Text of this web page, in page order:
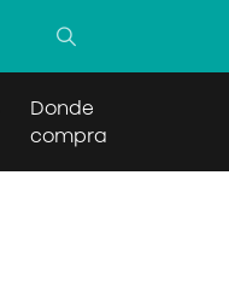
Donde
comprar